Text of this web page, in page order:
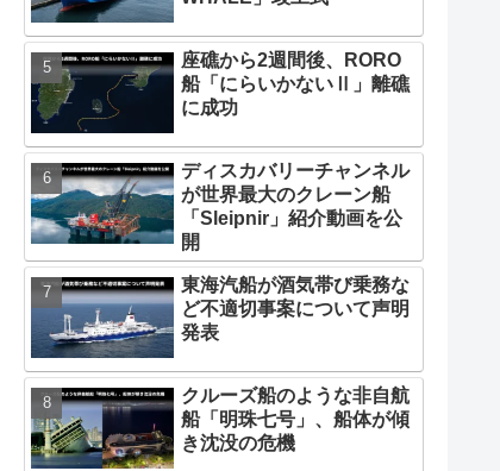
座礁から2週間後、RORO
船「にらいかないⅡ」離礁
に成功
ディスカバリーチャンネル
が世界最大のクレーン船
「Sleipnir」紹介動画を公
開
東海汽船が酒気帯び乗務な
ど不適切事案について声明
発表
クルーズ船のような非自航
船「明珠七号」、船体が傾
き沈没の危機